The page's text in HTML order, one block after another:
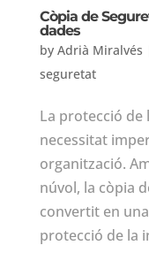
Còpia de
dades
by Adrià Miralvés
seguretat
La protecció de
necessitat
organització.
núvol, la còpia
convertit en
protecció de la